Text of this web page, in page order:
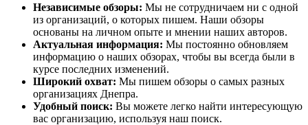
Независимые обзоры: Мы не сотрудничаем ни с одной
из организаций, о которых пишем. Наши обзоры
основаны на личном опыте и мнении наших авторов.
Актуальная информация: Мы постоянно обновляем
информацию о наших обзорах, чтобы вы всегда были в
курсе последних изменений.
Широкий охват: Мы пишем обзоры о самых разных
организациях Днепра.
Удобный поиск: Вы можете легко найти интересующую
вас организацию, используя наш поиск.